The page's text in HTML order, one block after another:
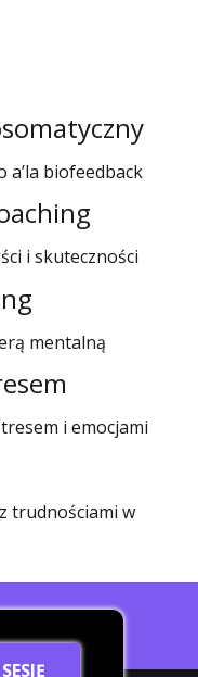
a’la biofeedback
i skuteczności
mentalną
i emocjami
trudnościami w